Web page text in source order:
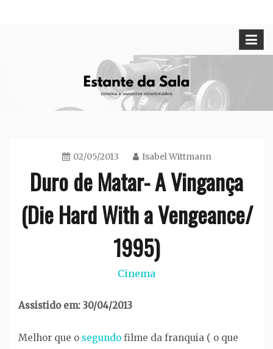
02/05/2013 Isabel Wittmann
Duro de Matar- A Vingança
(Die Hard With a Vengeance/
1995)
Cinema
Assistido em: 30/04/2013
Melhor que o segundo filme da franquia ( o que